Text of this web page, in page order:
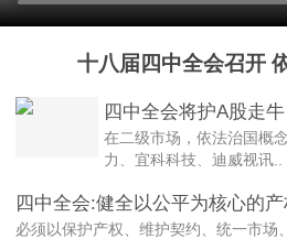
十八届四中全会召开
四中全会将护A股走
在二级市场，依法治国概
力、宜科科技、迪威视讯..
四中全会:健全以公平为核心的
必须以保护产权、维护契约、统一市场